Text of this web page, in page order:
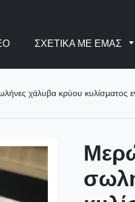
ΣΧΕΤΙΚΆ ΜΕ ΕΜΆΣ
χάλυβα κρύου κυλίσματος